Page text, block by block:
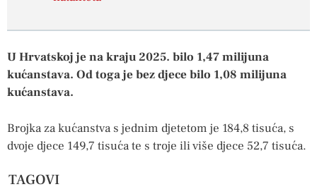
U Hrvatskoj je na kraju 2025. bilo 1,47 milijuna
kućanstava. Od toga je bez djece bilo 1,08 milijuna
kućanstava.
Brojka za kućanstva s jednim djetetom je 184,8 tisuća, s
dvoje djece 149,7 tisuća te s troje ili više djece 52,7 tisuća.
TAGOVI